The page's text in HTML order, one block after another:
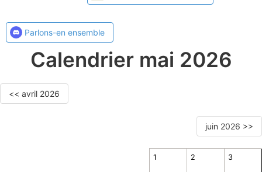
Parlons-en ensemble
Calendrier mai 2026
<< avril 2026
juin 2026 >>
1 2 3